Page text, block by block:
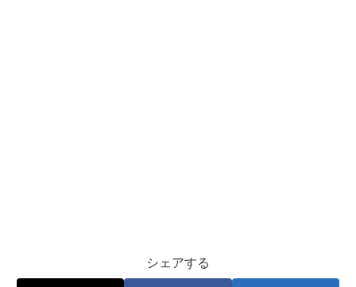
シェアする